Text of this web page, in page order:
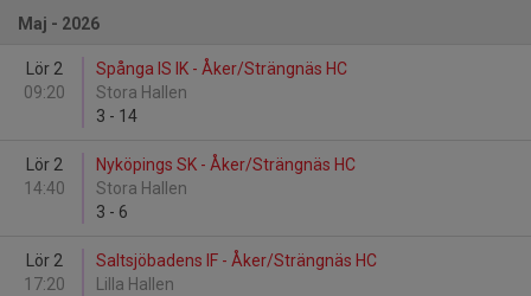
Maj - 2026
Lör 2
09:20
Spånga IS IK - Åker/Strängnäs HC
Stora Hallen
3 - 14
Lör 2
14:40
Nyköpings SK - Åker/Strängnäs HC
Stora Hallen
3 - 6
Lör 2
17:20
Saltsjöbadens IF - Åker/Strängnäs HC
Lilla Hallen